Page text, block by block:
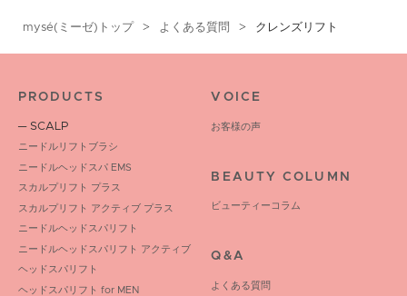
mysé(ミーゼ)トップ よくある質問 クレンズリフト
PRODUCTS
─ SCALP
ニードルリフトブラシ
ニードルヘッドスパ EMS
スカルプリフト プラス
スカルプリフト アクティブ プラス
ニードルヘッドスパリフト
ニードルヘッドスパリフト アクティブ
ヘッドスパリフト
ヘッドスパリフト for MEN
VOICE
お客様の声
BEAUTY COLUMN
ビューティーコラム
Q&A
よくある質問